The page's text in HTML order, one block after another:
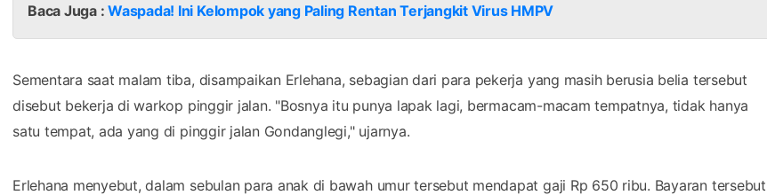
Baca Juga :Waspada! Ini Kelompok yang Paling Rentan Terjangkit Virus HMPV
Sementara saat malam tiba, disampaikan Erlehana, sebagian dari para pekerja yang masih berusia belia tersebut
disebut bekerja di warkop pinggir jalan. "Bosnya itu punya lapak lagi, bermacam-macam tempatnya, tidak hanya
satu tempat, ada yang di pinggir jalan Gondanglegi," ujarnya.
Erlehana menyebut, dalam sebulan para anak di bawah umur tersebut mendapat gaji Rp 650 ribu. Bayaran tersebut